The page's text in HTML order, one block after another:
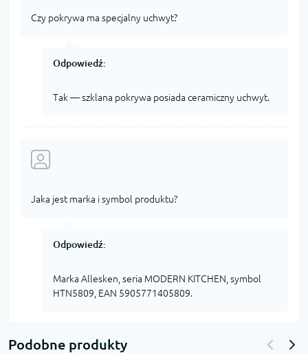
Czy pokrywa ma specjalny uchwyt?
Odpowiedź:
Tak — szklana pokrywa posiada ceramiczny uchwyt.
Jaka jest marka i symbol produktu?
Odpowiedź:
Marka Allesken, seria MODERN KITCHEN, symbol
HTN5809, EAN 5905771405809.
Podobne produkty